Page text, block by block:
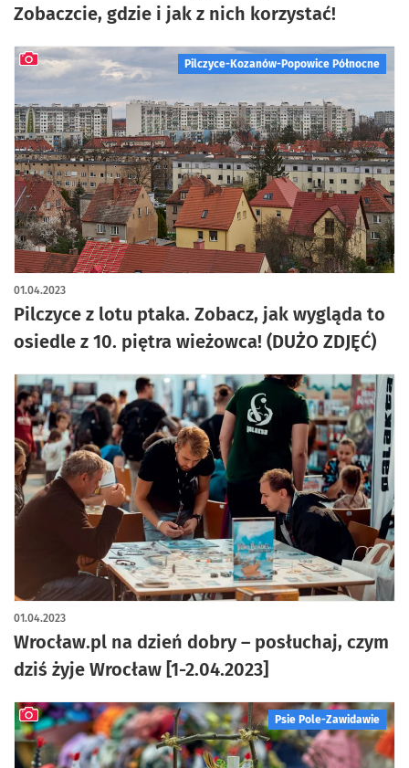
Zobaczcie, gdzie i jak z nich korzystać!
Pilczyce-Kozanów-Popowice Północne
Pilczyce z lotu ptaka. Zobacz, jak wygląda to
osiedle z 10. piętra wieżowca! (DUŻO ZDJĘĆ)
01.04.2023
artykuł z galerią zdjęć
Wrocław.pl na dzień dobry – posłuchaj, czym
dziś żyje Wrocław [1-2.04.2023]
01.04.2023
Psie Pole-Zawidawie